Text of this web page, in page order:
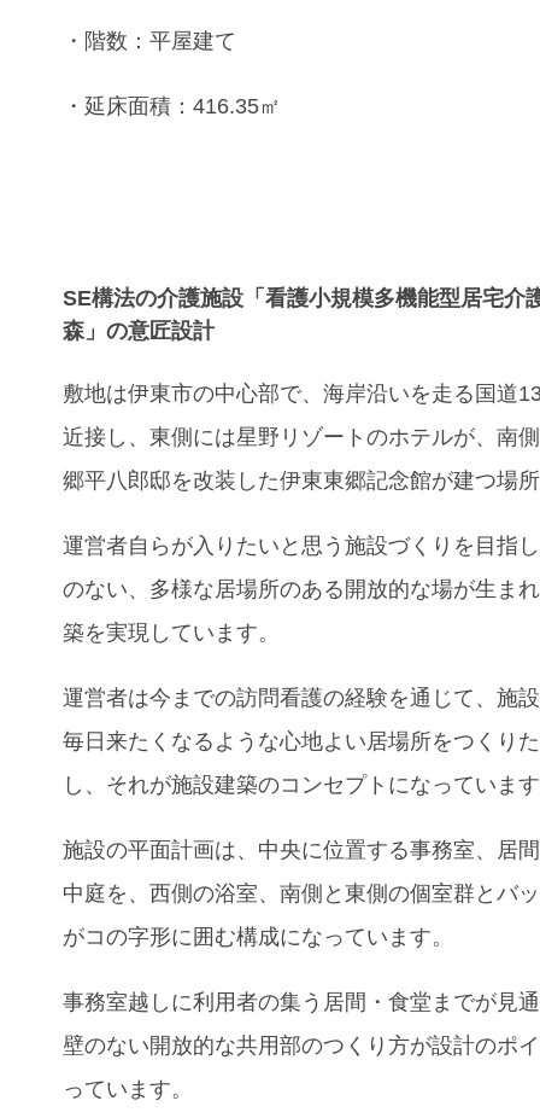
・階数：平屋建て
・延床面積：416.35㎡
SE構法の介護施設「​​看護小規模多機能型居宅介
森」の意匠設計
敷地は伊東市の中心部で、海岸沿いを走る国道
近接し、東側には星野リゾートのホテルが、南
郷平八郎邸を改装した伊東東郷記念館が建つ場
運営者自らが入りたいと思う施設づくりを目指
のない、多様な居場所のある開放的な場が生ま
築を実現しています。
運営者は今までの訪問看護の経験を通じて、施
毎日来たくなるような心地よい居場所をつくり
し、それが施設建築のコンセプトになっていま
施設の平面計画は、中央に位置する事務室、居
中庭を、西側の浴室、南側と東側の個室群とバ
がコの字形に囲む構成になっています。
事務室越しに利用者の集う居間・食堂までが見
壁のない開放的な共用部のつくり方が設計のポ
っています。